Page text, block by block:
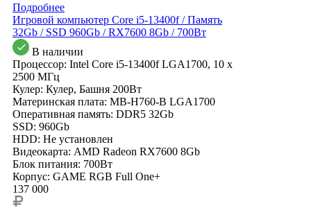
Подробнее
Игровой компьютер Core i5-13400f / Память
32Gb / SSD 960Gb / RX7600 8Gb / 700Вт
В наличии
Процессор: Intel Core i5-13400f LGA1700, 10 x
2500 МГц
Кулер: Кулер, Башня 200Вт
Материнская плата: MB-H760-B LGA1700
Оперативная память: DDR5 32Gb
SSD: 960Gb
HDD: Не установлен
Видеокарта: AMD Radeon RX7600 8Gb
Блок питания: 700Вт
Корпус: GAME RGB Full One+
137 000